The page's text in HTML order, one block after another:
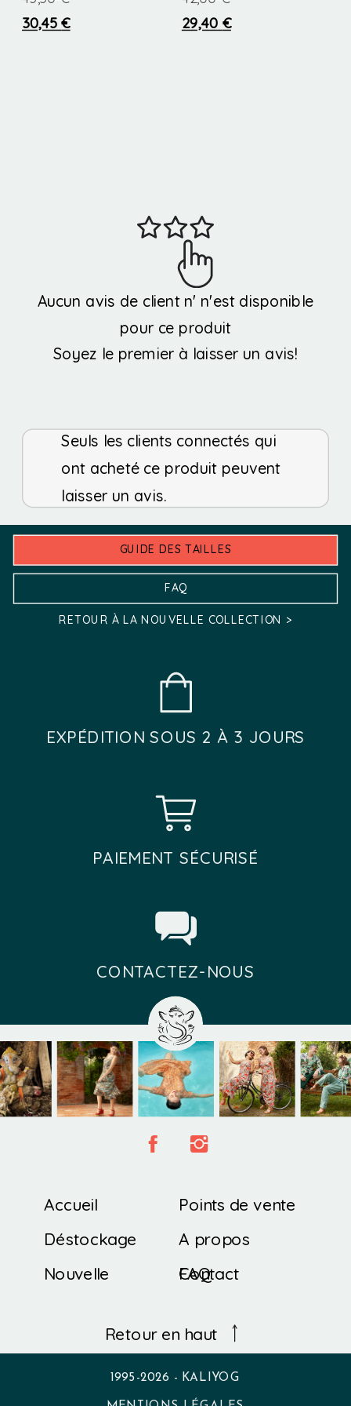
du
du
30,45€
être
du
produit
29,40 €
options
peuvent
être
choisies
sur
du
produit
Aucun avis de client n' n'est disponible
pour ce produit
Soyez le premier à laisser un avis!
Seuls les clients connectés qui
ont acheté ce produit peuvent
laisser un avis.
GUIDE DES TAILLES
FAQ
RETOUR À LA NOUVELLE COLLECTION >
EXPÉDITION SOUS 2 À 3 JOURS
PAIEMENT SÉCURISÉ
CONTACTEZ-NOUS
Accueil
A propos
Nouvelle
Déstockage
Points de vente
Contact
Retour en haut
FAQ
1995-2026 - KALIYOG